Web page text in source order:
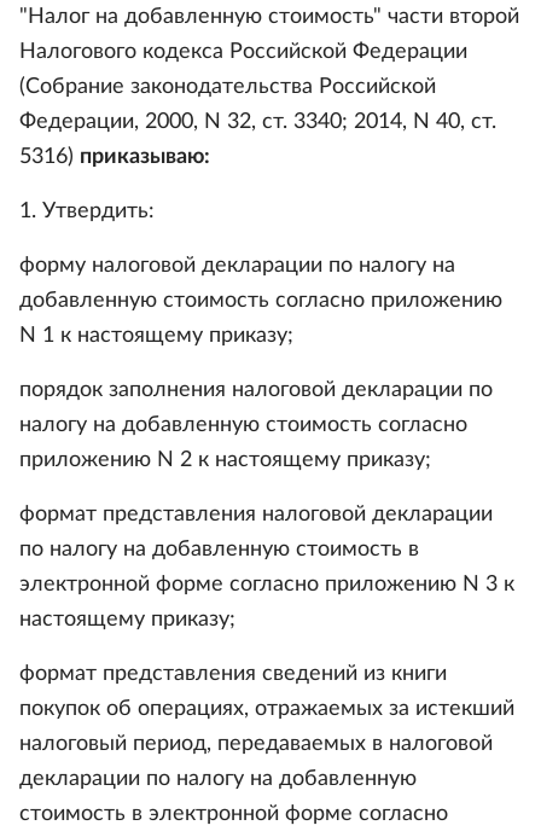
"Налог на добавленную стоимость" части второй
Налогового кодекса Российской Федерации
(Собрание законодательства Российской
Федерации, 2000, N 32, ст. 3340; 2014, N 40, ст.
5316) приказываю:
1. Утвердить:
форму налоговой декларации по налогу на
добавленную стоимость согласно приложению
N 1 к настоящему приказу;
порядок заполнения налоговой декларации по
налогу на добавленную стоимость согласно
приложению N 2 к настоящему приказу;
формат представления налоговой декларации
по налогу на добавленную стоимость в
электронной форме согласно приложению N 3 к
настоящему приказу;
формат представления сведений из книги
покупок об операциях, отражаемых за истекший
налоговый период, передаваемых в налоговой
декларации по налогу на добавленную
стоимость в электронной форме согласно